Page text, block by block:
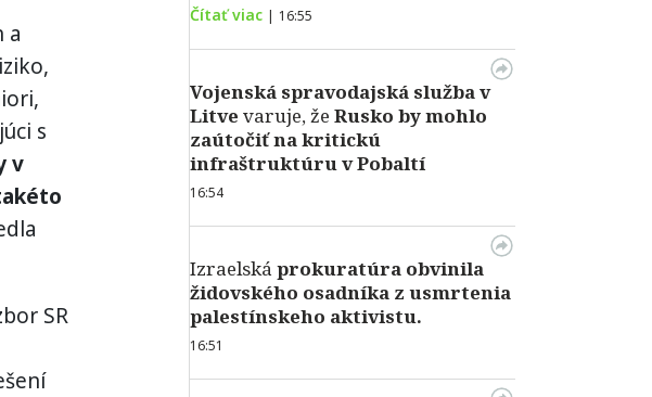
a
s
v
SR
Čítať viac | 16:55
Vojenská spravodajská služba v
Litve varuje, že Rusko by mohlo
zaútočiť na kritickú
infraštruktúru v Pobaltí
16:54
Izraelská prokuratúra obvinila
židovského osadníka z usmrtenia
palestínskeho aktivistu.
16:51